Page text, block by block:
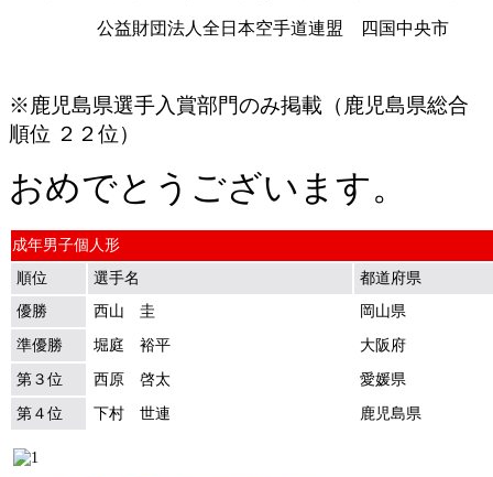
公益財団法人全日本空手道連盟 四国中央市
※鹿児島県選手入賞部門のみ掲載（鹿児島県総合
順位 ２２位）
おめでとうございます。
成年男子個人形
順位
選手名
都道府県
優勝
西山 圭
岡山県
準優勝
堀庭 裕平
大阪府
第３位
西原 啓太
愛媛県
第４位
下村 世連 鹿児島県